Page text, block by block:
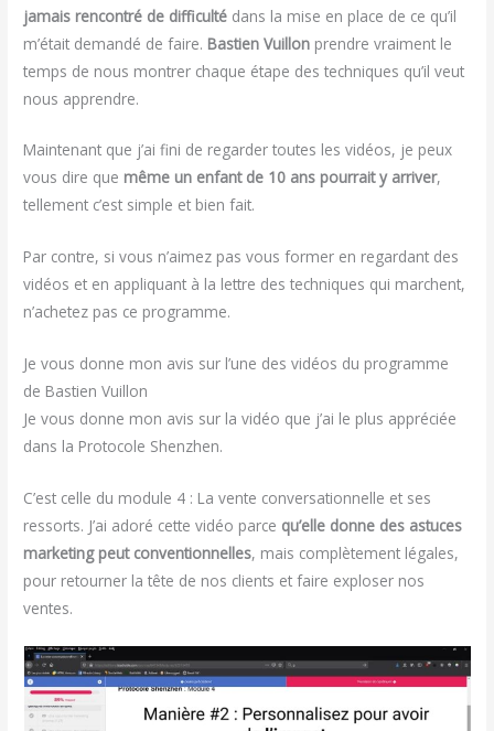
jamais rencontré de difficulté dans la mise en place de ce qu’il
m’était demandé de faire. Bastien Vuillon prendre vraiment le
temps de nous montrer chaque étape des techniques qu’il veut
nous apprendre.
Maintenant que j’ai fini de regarder toutes les vidéos, je peux
vous dire que même un enfant de 10 ans pourrait y arriver,
tellement c’est simple et bien fait.
Par contre, si vous n’aimez pas vous former en regardant des
vidéos et en appliquant à la lettre des techniques qui marchent,
n’achetez pas ce programme.
Je vous donne mon avis sur l’une des vidéos du programme
de Bastien Vuillon
Je vous donne mon avis sur la vidéo que j’ai le plus appréciée
dans la Protocole Shenzhen.
C’est celle du module 4 : La vente conversationnelle et ses
ressorts. J’ai adoré cette vidéo parce qu’elle donne des astuces
marketing peut conventionnelles, mais complètement légales,
pour retourner la tête de nos clients et faire exploser nos
ventes.